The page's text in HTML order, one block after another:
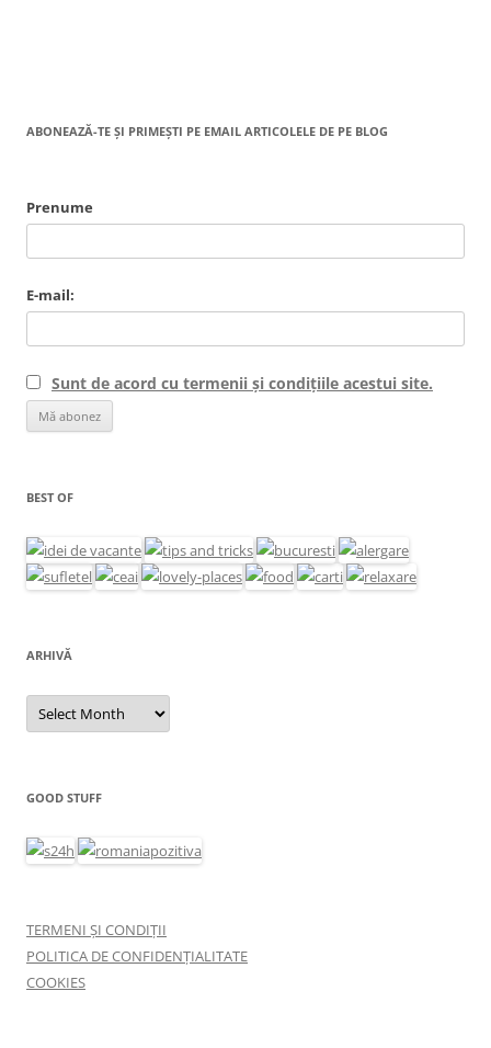
ABONEAZĂ-TE ȘI PRIMEȘTI PE EMAIL ARTICOLELE DE PE BLOG
Prenume
E-mail:
Sunt de acord cu termenii și condițiile acestui site.
BEST OF
ARHIVĂ
Arhivă
GOOD STUFF
TERMENI ȘI CONDIȚII
POLITICA DE CONFIDENȚIALITATE
COOKIES